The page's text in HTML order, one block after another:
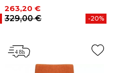
Prix
263,20 €
Prix de base
329,00 €
-20%